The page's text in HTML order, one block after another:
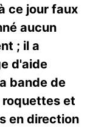
ce jour faux
aucun
; il a
d'aide
bande de
roquettes et
en direction